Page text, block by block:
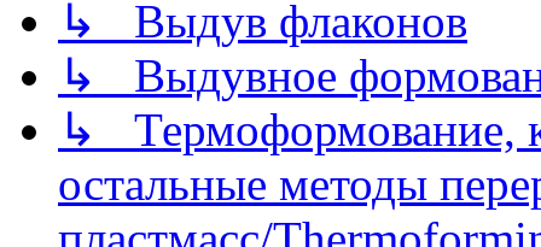
↳ Выдув флаконов
↳ Выдувное
↳ Термоформование,
остальные методы